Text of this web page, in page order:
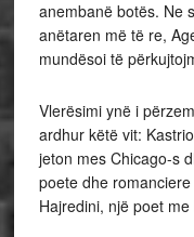
anembanë botës. Ne
anëtaren më të re,
mundësoi të
Vlerësimi ynë i
ardhur këtë vit:
jeton mes Chicago-s
poete dhe
Hajredini, një poet